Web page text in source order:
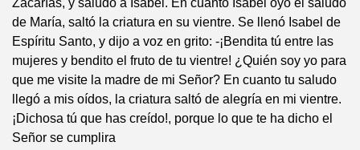
Zacarías, y saludó a Isabel. En cuanto Isabel oyó el saludo
de María, saltó la criatura en su vientre. Se llenó Isabel de
Espíritu Santo, y dijo a voz en grito: -¡Bendita tú entre las
mujeres y bendito el fruto de tu vientre! ¿Quién soy yo para
que me visite la madre de mi Señor? En cuanto tu saludo
llegó a mis oídos, la criatura saltó de alegría en mi vientre.
¡Dichosa tú que has creído!, porque lo que te ha dicho el
Señor se cumplira